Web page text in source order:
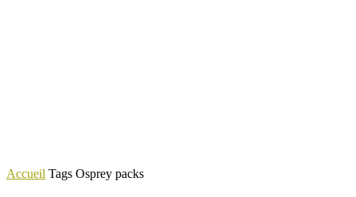
Accueil Tags Osprey packs